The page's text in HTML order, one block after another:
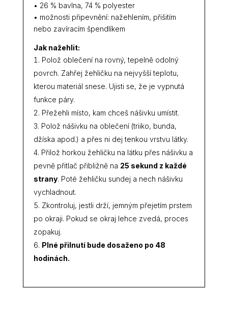
• 26 % bavlna, 74 % polyester
• možnosti připevnění: nažehlením, přišitím
nebo zavíracím špendlíkem
Jak nažehlit:
Polož oblečení na rovný, tepelně odolný
povrch. Zahřej žehličku na nejvyšší teplotu,
kterou materiál snese. Ujisti se, že je vypnutá
funkce páry.
Přežehli místo, kam chceš nášivku umístit.
Polož nášivku na oblečení (triiko, bunda,
džíska apod.) a přes ni dej tenkou vrstvu látky.
Přilož horkou žehličku na látku přes nášivku a
pevně přitlač přibližně na 25 sekund z každé
strany. Poté žehličku sundej a nech nášivku
vychladnout.
Zkontroluj, jestli drží, jemným přejetím prstem
po okraji. Pokud se okraj lehce zvedá, proces
zopakuj.
Plné přilnutí bude dosaženo po 48
hodinách.